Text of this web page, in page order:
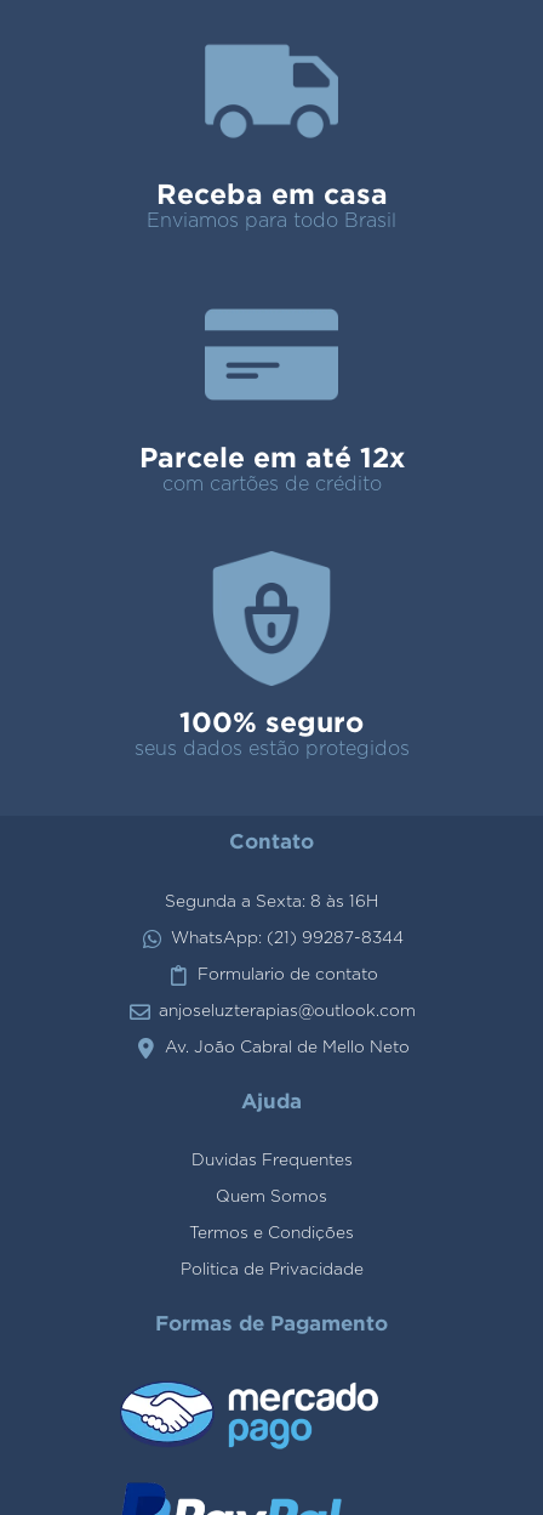
Receba em casa
Enviamos para todo Brasil
Parcele em até 12x
com cartões de crédito
100% seguro
seus dados estão protegidos
Contato
Segunda a Sexta: 8 às 16H
WhatsApp: (21) 99287-8344
Formulario de contato
anjoseluzterapias@outlook.com
Av. João Cabral de Mello Neto
Ajuda
Duvidas Frequentes
Quem Somos
Termos e Condições
Politica de Privacidade
Formas de Pagamento